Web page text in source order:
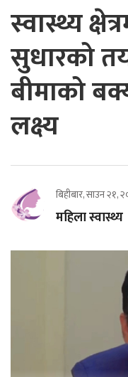
स्वास्थ्य
सुधारको
बीमाको
लक्ष्य
बिहीबार, साउन २१,
महिला स्वास्थ्य